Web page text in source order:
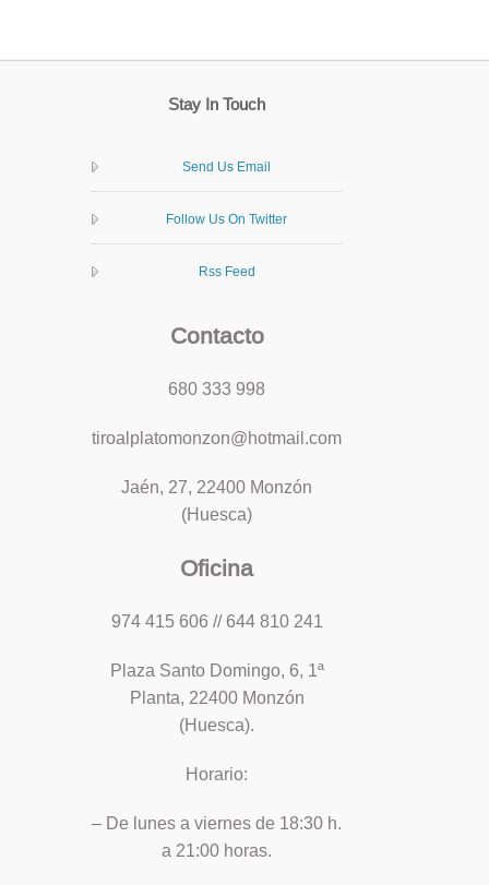
Stay In Touch
Send Us Email
Follow Us On Twitter
Rss Feed
Contacto
680 333 998
tiroalplatomonzon@hotmail.com
Jaén, 27, 22400 Monzón
(Huesca)
Oficina
974 415 606 // 644 810 241
Plaza Santo Domingo, 6, 1ª
Planta, 22400 Monzón
(Huesca).
Horario:
– De lunes a viernes de 18:30 h.
a 21:00 horas.